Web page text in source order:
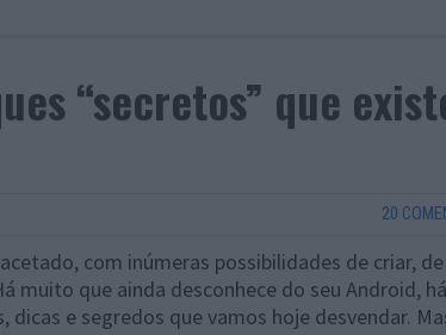
“secretos” que
20
com inúmeras possibilidades de criar, de
muito que ainda desconhece do seu Android, há
e segredos que vamos hoje desvendar.